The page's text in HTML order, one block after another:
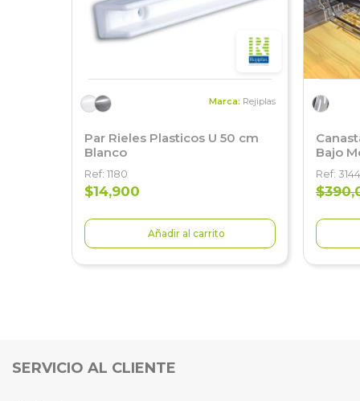
Marca: Rejiplas
Par Rieles Plasticos U 50 cm
Blanco
Ref: 1180
$14,900
Añadir al carrito
Bajo
Ref: 3144
SERVICIO AL CLIENTE